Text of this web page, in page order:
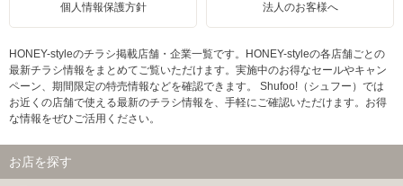
個人情報保護方針 法人のお客様へ
HONEY-styleのチラシ掲載店舗・企業一覧です。HONEY-styleの各店舗ごとの
最新チラシ情報をまとめてご覧いただけます。実施中のお得なセールやキャン
ペーン、期間限定の特売情報などを確認できます。 Shufoo!（シュフー）では
お近くの店舗で使える最新のチラシ情報を、手軽にご確認いただけます。お得
な情報をぜひご活用ください。
お店を探す